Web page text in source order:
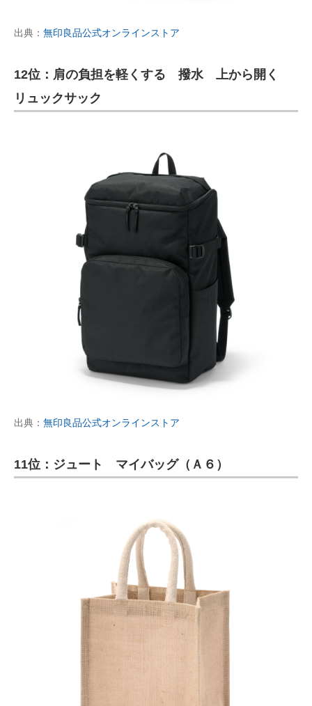
出典： 無印良品公式オンラインストア
12位：肩の負担を軽くする 撥水 上から開く
リュックサック
出典： 無印良品公式オンラインストア
11位：ジュート マイバッグ（Ａ６）